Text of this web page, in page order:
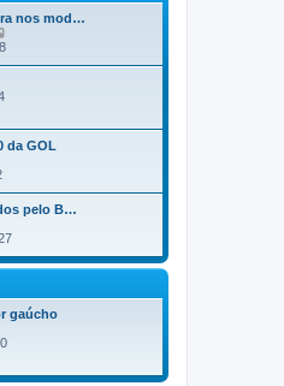
nos mod…
m
a
n
s
a
g
e
m
da GOL
pelo B…
gaúcho